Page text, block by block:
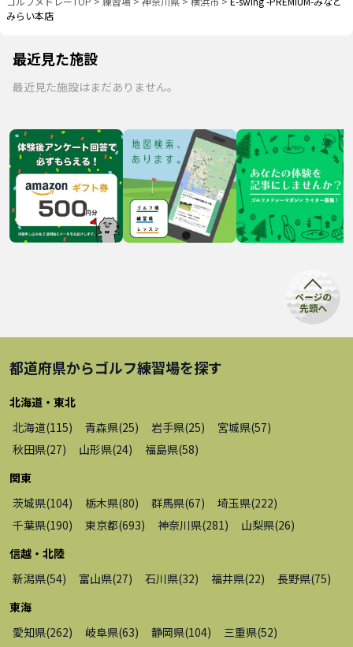
みらい本店
最近見た施設
最近見た施設はまだありません。
都道府県からゴルフ練習場を探す
北海道・東北
北海道(115) 青森県(25) 岩手県(25) 宮城県(57)
秋田県(27) 山形県(24) 福島県(58)
関東
茨城県(104) 栃木県(80) 群馬県(67) 埼玉県(222)
千葉県(190) 東京都(693) 神奈川県(281 ) 山梨県(26)
信越・北陸
新潟県(54) 富山県(27) 石川県(32) 福井県(22) 長野県(75)
東海
愛知県(262) 岐阜県(63) 静岡県(104) 三重県(52)